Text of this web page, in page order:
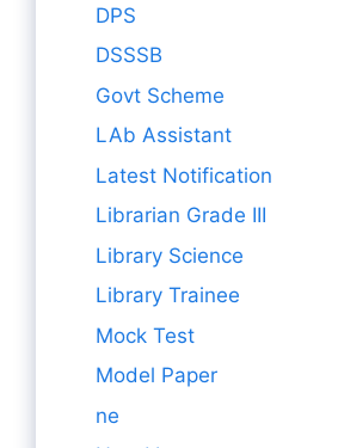
DPS
DSSSB
Govt Scheme
LAb Assistant
Latest Notification
Librarian Grade III
Library Science
Library Trainee
Mock Test
Model Paper
ne